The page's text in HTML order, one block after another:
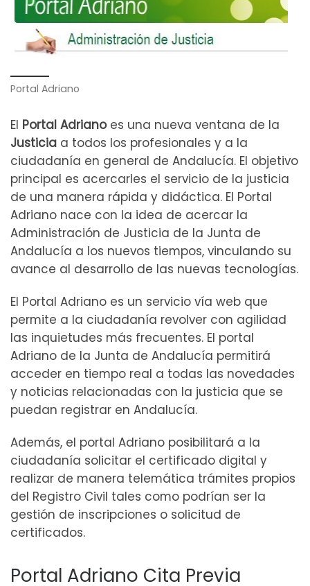
Portal Adriano
El Portal Adrianoes una nueva ventana de la
Justicia a todos los profesionales y a la
ciudadanía en general de Andalucía. El objetivo
principal es acercarles el servicio de la justicia
de una manera rápida y didáctica. El Portal
Adriano nace con la idea de acercar la
Administración de Justicia de la Junta de
Andalucía a los nuevos tiempos, vinculando su
avance al desarrollo de las nuevas tecnologías.
El Portal Adriano es un servicio vía web que
permite a la ciudadanía revolver con agilidad
las inquietudes más frecuentes. El portal
Adriano de la Junta de Andalucía permitirá
acceder en tiempo real a todas las novedades
y noticias relacionadas con la justicia que se
puedan registrar en Andalucía.
Además, el portal Adriano posibilitará a la
ciudadanía solicitar el certificado digital y
realizar de manera telemática trámites propios
del Registro Civil tales como podrían ser la
gestión de inscripciones o solicitud de
certificados.
Portal Adriano Cita Previa